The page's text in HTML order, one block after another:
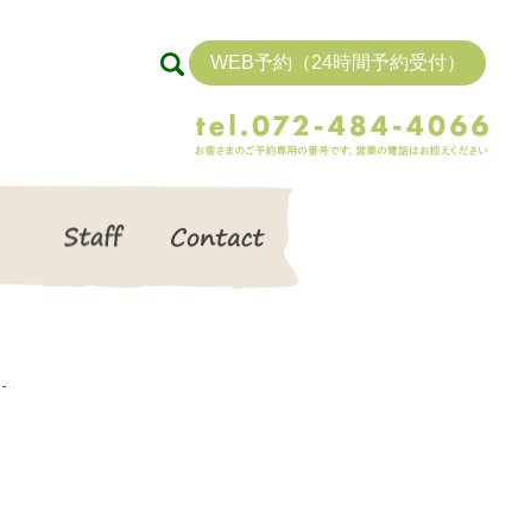
Staff
WEB予約（24時間予約受付）
search